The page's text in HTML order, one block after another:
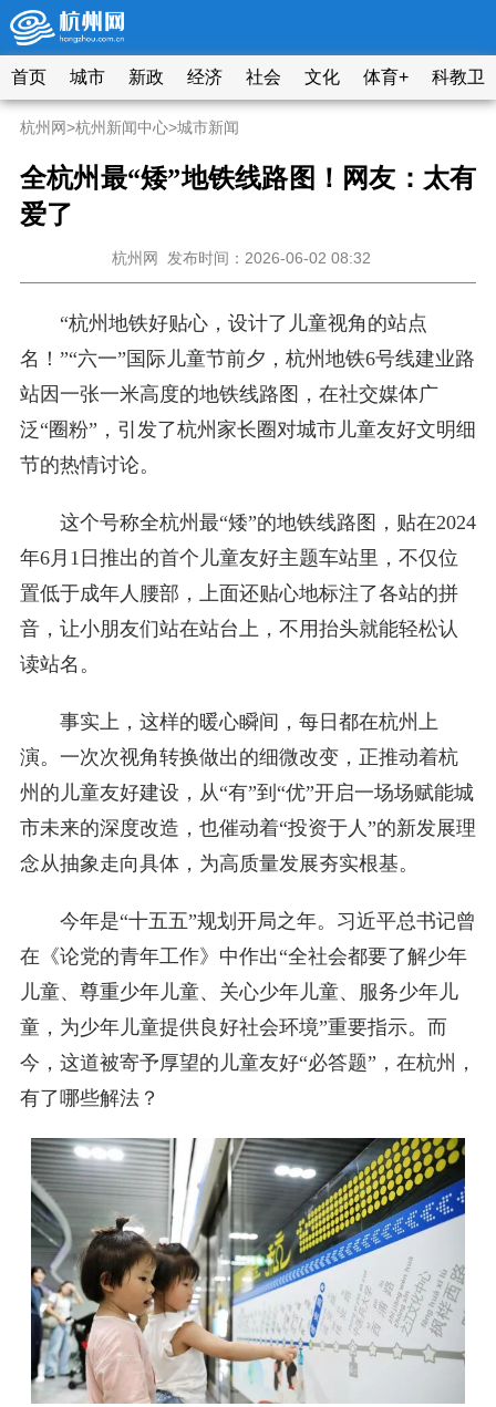
首页 城市 新政 经济 社会 文化 体育+ 科教卫
杭州网>杭州新闻中心>城市新闻
全杭州最“矮”地铁线路图！网友：太有
爱了
杭州网 发布时间：2026-06-02 08:32
“杭州地铁好贴心，设计了儿童视角的站点
名！”“六一”国际儿童节前夕，杭州地铁6号线建业路
站因一张一米高度的地铁线路图，在社交媒体广
泛“圈粉”，引发了杭州家长圈对城市儿童友好文明细
节的热情讨论。
这个号称全杭州最“矮”的地铁线路图，贴在2024
年6月1日推出的首个儿童友好主题车站里，不仅位
置低于成年人腰部，上面还贴心地标注了各站的拼
音，让小朋友们站在站台上，不用抬头就能轻松认
读站名。
事实上，这样的暖心瞬间，每日都在杭州上
演。一次次视角转换做出的细微改变，正推动着杭
州的儿童友好建设，从“有”到“优”开启一场场赋能城
市未来的深度改造，也催动着“投资于人”的新发展理
念从抽象走向具体，为高质量发展夯实根基。
今年是“十五五”规划开局之年。习近平总书记曾
在《论党的青年工作》中作出“全社会都要了解少年
儿童、尊重少年儿童、关心少年儿童、服务少年儿
童，为少年儿童提供良好社会环境”重要指示。而
今，这道被寄予厚望的儿童友好“必答题”，在杭州，
有了哪些解法？